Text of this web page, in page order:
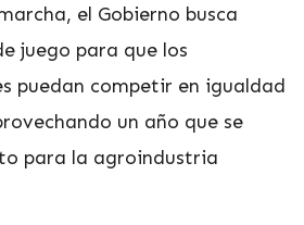
el Gobierno busca
juego para que los
puedan competir en igualdad
un año que se
para la agroindustria